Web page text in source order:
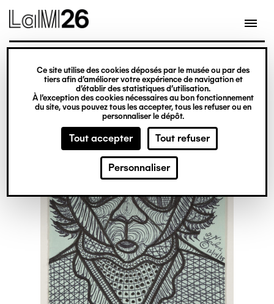
Gestion des cookies
Ce site utilise des cookies déposés par le musée ou par des
tiers afin d’améliorer votre expérience de navigation et
d’établir des statistiques d’utilisation.
À l’exception des cookies nécessaires au bon fonctionnement
du site, vous pouvez tous les accepter, tous les refuser ou en
personnaliser le dépôt.
Tout accepter Tout refuser
Personnaliser
contenu